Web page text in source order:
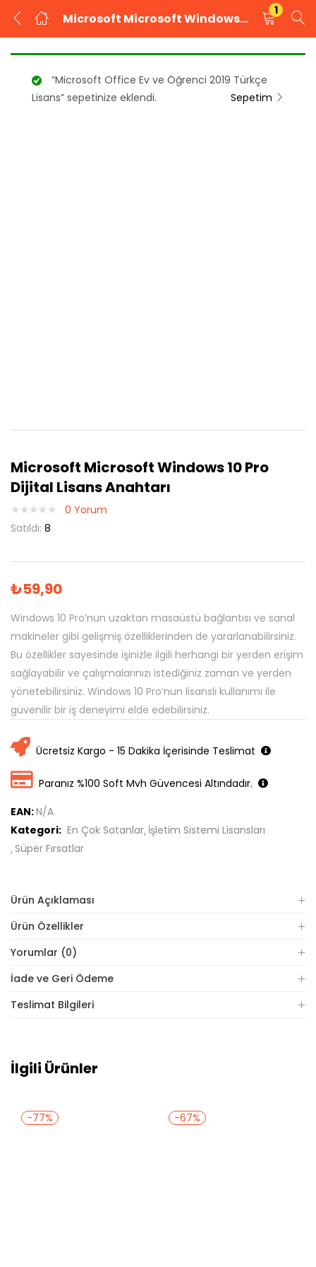
Microsoft Microsoft Windows 10 Pro Dijital Lisans Anahtarı
1
GIRIŞ YAP
KAYIT OL
Kullanıcı adınızı ve şifrenizi girin.
“Microsoft Office Ev ve Öğrenci 2019 Türkçe
Lisans” sepetinize eklendi.
Sepetim
Microsoft Microsoft Windows 10 Pro
Dijital Lisans Anahtarı
0 Yorum
Satıldı: 8
₺59,90
Windows 10 Pro’nun uzaktan masaüstü bağlantısı ve sanal
makineler gibi gelişmiş özelliklerinden de yararlanabilirsiniz.
Bu özellikler sayesinde işinizle ilgili herhangi bir yerden erişim
sağlayabilir ve çalışmalarınızı istediğiniz zaman ve yerden
yönetebilirsiniz. Windows 10 Pro’nun lisanslı kullanımı ile
güvenilir bir iş deneyimi elde edebilirsiniz.
Ücretsiz Kargo - 15 Dakika İçerisinde Teslimat
Paranız %100 Soft Mvh Güvencesi Altındadır.
EAN:N/A
Kategori: En Çok Satanlar İşletim Sistemi Lisansları
Süper Fırsatlar
Ürün Açıklaması
Ürün Özellikler
Yorumlar (0)
İade ve Geri Ödeme
Teslimat Bilgileri
İlgili Ürünler
-77% -67%